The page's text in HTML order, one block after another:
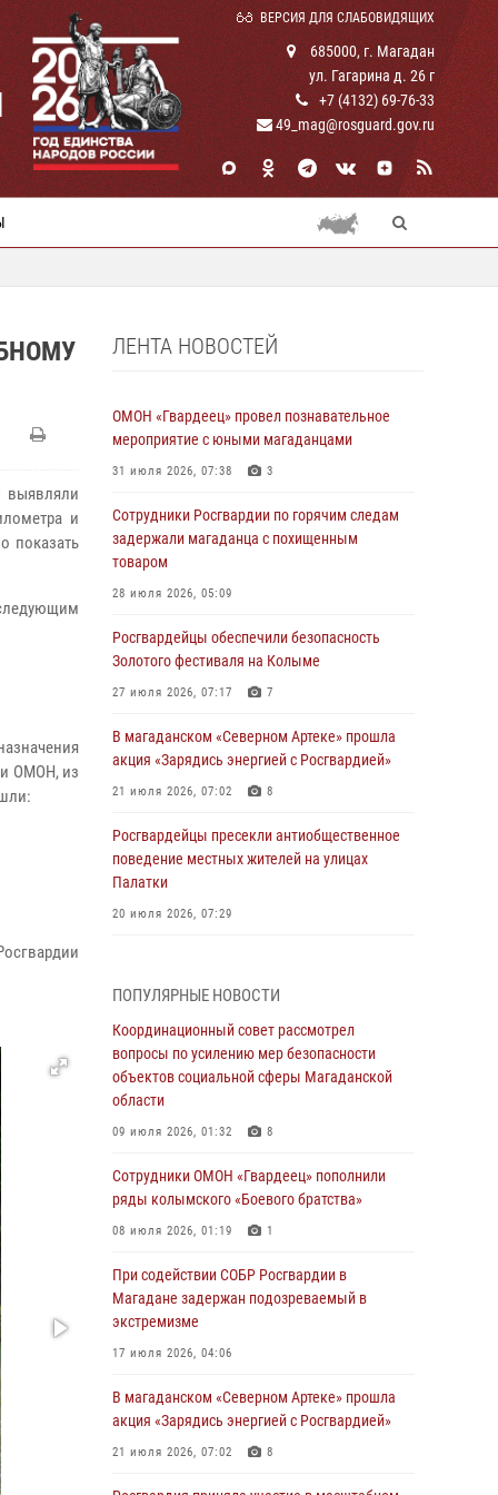
ВЕРСИЯ ДЛЯ СЛАБОВИДЯЩИХ
685000, г. Магадан
ул. Гагарина д. 26 г
+7 (4132) 69-76-33
49_mag@rosguard.gov.ru
выявляли
и
показать
и ОМОН, из
ЛЕНТА НОВОСТЕЙ
ОМОН «Гвардеец» провел познавательное
мероприятие с юными магаданцами
31 июля 2026, 07:38 3
Сотрудники Росгвардии по горячим следам
задержали магаданца с похищенным
товаром
28 июля 2026, 05:09
Росгвардейцы обеспечили безопасность
Золотого фестиваля на Колыме
27 июля 2026, 07:17 7
В магаданском «Северном Артеке» прошла
акция «Зарядись энергией с Росгвардией»
21 июля 2026, 07:02 8
Росгвардейцы пресекли антиобщественное
поведение местных жителей на улицах
Палатки
20 июля 2026, 07:29
подшефных кадет с победой в «Зарнице 2.0»
20 июля 2026, 04:02 8
При содействии СОБР Росгвардии в
Магадане задержан подозреваемый в
экстремизме
«Каникулы с Росгвардией» продолжаются на
Колыме
Начальник Главного штаба – первый
заместитель директора Росгвардии Герой
России генерал-полковник Сергей Бойко
профессиональным праздником
15 июля 2026, 06:21
ПОПУЛЯРНЫЕ НОВОСТИ
Координационный совет рассмотрел
вопросы по усилению мер безопасности
объектов социальной сферы Магаданской
области
09 июля 2026, 01:32 8
Сотрудники ОМОН «Гвардеец» пополнили
ряды колымского «Боевого братства»
08 июля 2026, 01:19 1
При содействии СОБР Росгвардии в
Магадане задержан подозреваемый в
экстремизме
17 июля 2026, 04:06
В магаданском «Северном Артеке» прошла
акция «Зарядись энергией с Росгвардией»
21 июля 2026, 07:02 8